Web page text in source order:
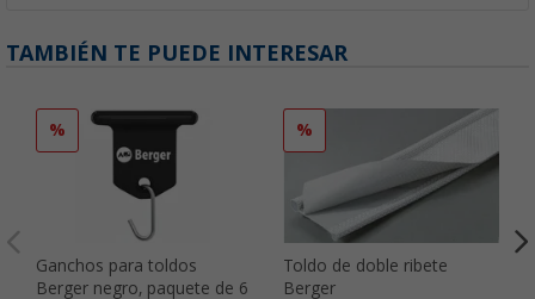
TAMBIÉN TE PUEDE INTERESAR
%
Ganchos para toldos
Berger negro, paquete de 6
%
Toldo de doble ribete
Berger